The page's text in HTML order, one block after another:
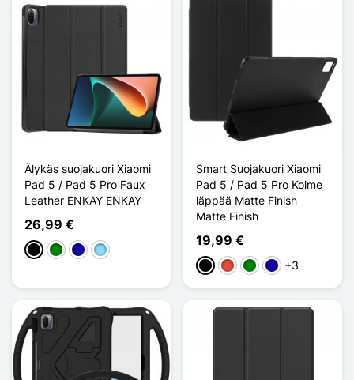
Älykäs suojakuori Xiaomi
Pad 5 / Pad 5 Pro Faux
Leather ENKAY ENKAY
26,99 €
MustaVihreäBleu Foncé
Bleu Clair
Smart Suojakuori Xiaomi
Pad 5 / Pad 5 Pro Kolme
läppää Matte Finish
Matte Finish
19,99 €
MustaPunainen
VihreäBleu Foncé
+3